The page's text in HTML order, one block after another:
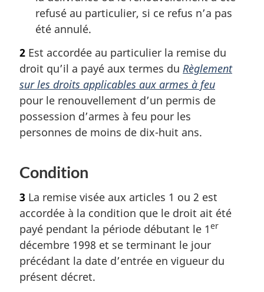
refusé au particulier, si ce refus n’a pas
été annulé.
2 Est accordée au particulier la remise du
droit qu’il a payé aux termes du Règlement
sur les droits applicables aux armes à feu
pour le renouvellement d’un permis de
possession d’armes à feu pour les
personnes de moins de dix-huit ans.
Condition
3 La remise visée aux articles 1 ou 2 est
accordée à la condition que le droit ait été
payé pendant la période débutant le 1er
décembre 1998 et se terminant le jour
précédant la date d’entrée en vigueur du
présent décret.